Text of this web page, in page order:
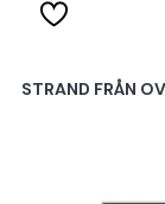
STRAND FRÅN